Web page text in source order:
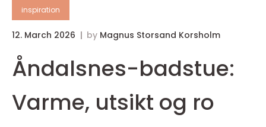
inspiration
12. March 2026 by Magnus Storsand Korsholm
Åndalsnes-badstue:
Varme, utsikt og ro